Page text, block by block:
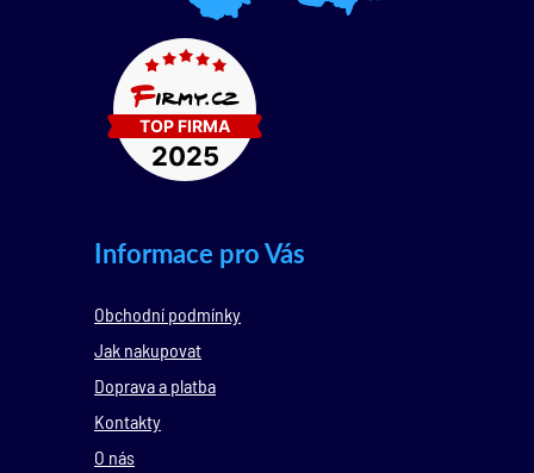
Informace pro Vás
Obchodní podmínky
Jak nakupovat
Doprava a platba
Kontakty
O nás